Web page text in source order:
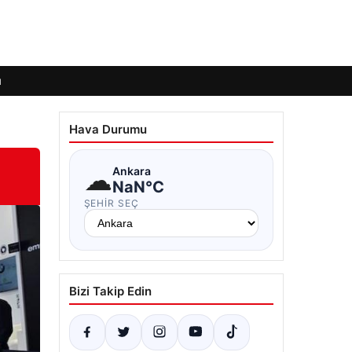
Hava Durumu
☁Ankara
NaN°C
ŞEHIR SEÇ
Bizi Takip Edin